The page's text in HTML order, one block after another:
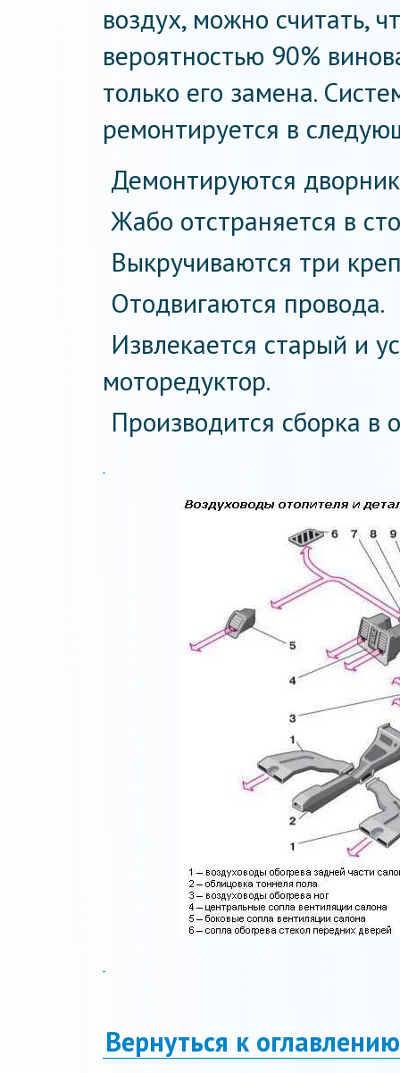
воздух, можно считать,
вероятностью 90%
только его замена.
ремонтируется в
Демонтируются
Жабо отстраняется в
Выкручиваются три
Отодвигаются провода.
Извлекается старый и
моторедуктор.
Производится сборка в
Вернуться к оглавлению